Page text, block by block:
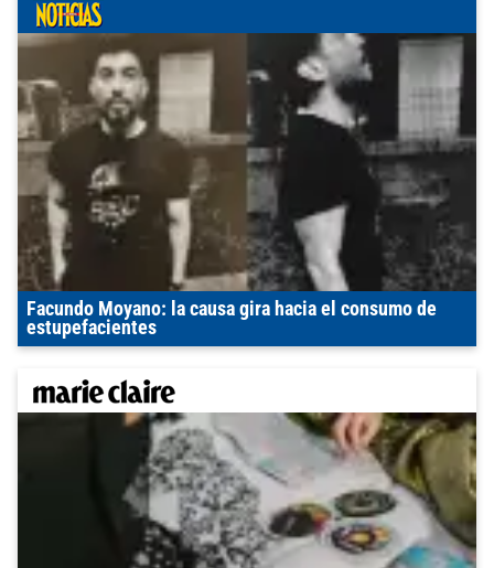
Facundo Moyano: la causa gira hacia el consumo de
estupefacientes